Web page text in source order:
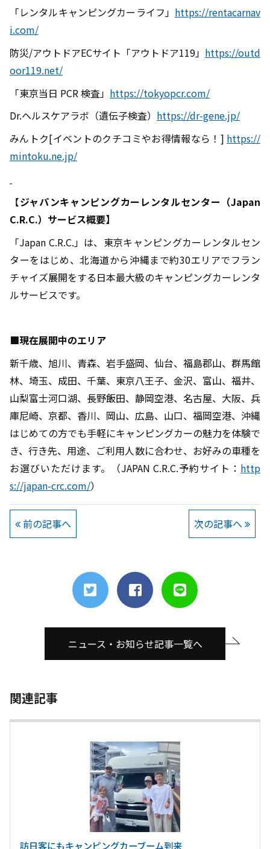
「レンタルキャンピングカーライフ」 https://rentacarnav
i.com/
防災/アウトドアECサイト「アウトドア119」 https://outd
oor119.net/
「東京当日 PCR検査」 https://tokyopcr.com/
Dr.ヘルスケアラボ（遺伝子検査） https://dr-gene.jp/
みんトク[イベントのクチコミやお得情報なら！ ] https://
mintoku.ne.jp/
【ジャパンキャンピングカーレンタルセンター（Japan
C.R.C.）サービス概要】
「Japan C.R.C. 」は、東京キャンピングカーレンタルセン
ターをはじめ、北海道から沖縄まで約30エリアでフラン
チャイズ展開をする日本最大級のキャンピングカーレンタ
ルサービスです。
■現在展開中のエリア
新千歳、旭川、青森、岩手盛岡、仙台、福島郡山、群馬館
林、埼玉、成田、千葉、東京八王子、金沢、富山、福井、
山梨富士河口湖、長野飯田、静岡空港、名古屋、大阪、兵
庫尼崎、京都、香川、岡山、広島、山口、福岡空港、沖縄
はじめての方でも手軽にキャンピングカーの魅力を体験で
き、行き先、用途、ご利用人数に合わせ、お好みの車種を
お選びいただけます。（JAPAN C.R.C.予約サイト： http
s://japan-crc.com/）
前の記事へ 次の記事へ
ニュース・お知らせ記事一覧へ
関連記事
訪日客にもキャンピングカーブーム到来